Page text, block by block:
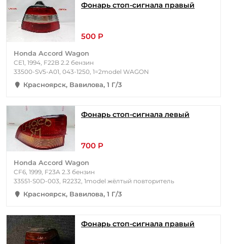
Фонарь стоп-сигнала правый
500 Р
Honda Accord Wagon
CE1, 1994, F22B 2.2 бензин
33500-SV5-A01, 043-1250, 1=2model WAGON
Красноярск, Вавилова, 1 Г/3
Фонарь стоп-сигнала левый
700 Р
Honda Accord Wagon
CF6, 1999, F23A 2.3 бензин
33551-S0D-003, R2232, 1model жёлтый повторитель
Красноярск, Вавилова, 1 Г/3
Фонарь стоп-сигнала правый